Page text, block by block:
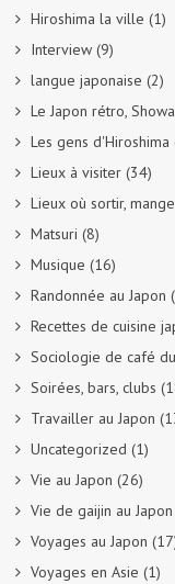
Hiroshima la ville (1)
Interview (9)
langue japonaise (2)
Le Japon rétro, Showa
Les gens d'Hiroshima
Lieux à visiter (34)
Lieux où sortir,
Matsuri (8)
Musique (16)
Randonnée au Japon
Recettes de cuisine
Sociologie de café
Soirées, bars, clubs
Travailler au Japon
Uncategorized (1)
Vie au Japon (26)
Vie de gaijin au Japon
Voyages au Japon
Voyages en Asie (1)